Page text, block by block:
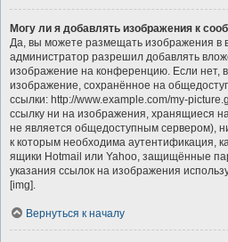
Могу ли я добавлять изображения к
Да, вы можете размещать изображения в
администратор разрешил добавлять
изображение на конференцию. Если нет,
изображение, сохранённое на
ссылки: http://www.example.com/my-
ссылку ни на изображения, хранящиеся
не является общедоступным сервером),
к которым необходима аутентификация,
ящики Hotmail или Yahoo, защищённые
указания ссылок на изображения
[img].
Вернуться к началу